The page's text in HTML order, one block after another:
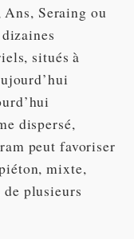
Seraing ou
situés à
dispersé,
peut favoriser
mixte,
plusieurs